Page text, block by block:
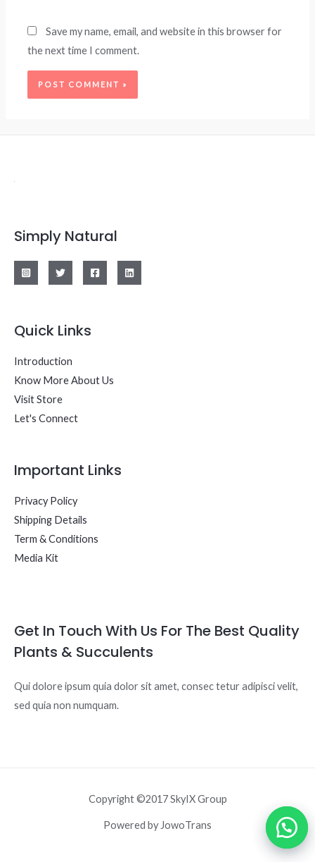
Save my name, email, and website in this browser for
the next time I comment.
Simply Natural
Quick Links
Introduction
Know More About Us
Visit Store
Let's Connect
Important Links
Privacy Policy
Shipping Details
Term & Conditions
Media Kit
Get In Touch With Us For The Best Quality
Plants & Succulents
Qui dolore ipsum quia dolor sit amet, consec tetur adipisci velit,
sed quia non numquam.
Copyright ©2017 SkyIX Group
Powered by JowoTrans